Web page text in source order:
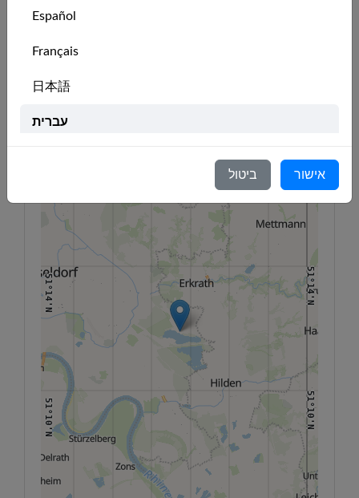
מיקום המועדון
51°10'N 51°10'N
51°14'N 51°14'N
51°18'N
51°22'N
+
Español
Français
日本語
עברית
Português
Svenska
ביטול אישור